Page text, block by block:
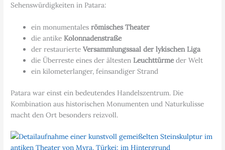
Sehenswürdigkeiten in Patara:
ein monumentalesrömisches Theater
die antikeKolonnadenstraße
der restaurierteVersammlungssaal der lykischen Liga
die Überreste eines der ältestenLeuchttürmeder Welt
ein kilometerlanger, feinsandiger Strand
Patara war einst ein bedeutendes Handelszentrum. Die
Kombination aus historischen Monumenten und Naturkulisse
macht den Ort besonders reizvoll.